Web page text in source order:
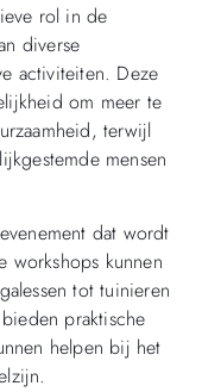
rol in de
diverse
activiteiten. Deze
om meer te
terwijl
mensen
dat wordt
workshops kunnen
tot tuinieren
praktische
helpen bij het